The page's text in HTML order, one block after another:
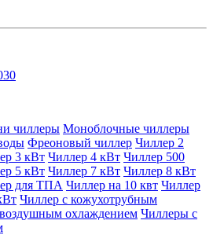
чиллеры Моноблочные чиллеры
Фреоновый чиллер Чиллер 2
3 кВт Чиллер 4 кВт Чиллер 500
5 кВт Чиллер 7 кВт Чиллер 8 кВт
для ТПА Чиллер на 10 квт Чиллер
Чиллер с кожухотрубным
охлаждением Чиллеры с